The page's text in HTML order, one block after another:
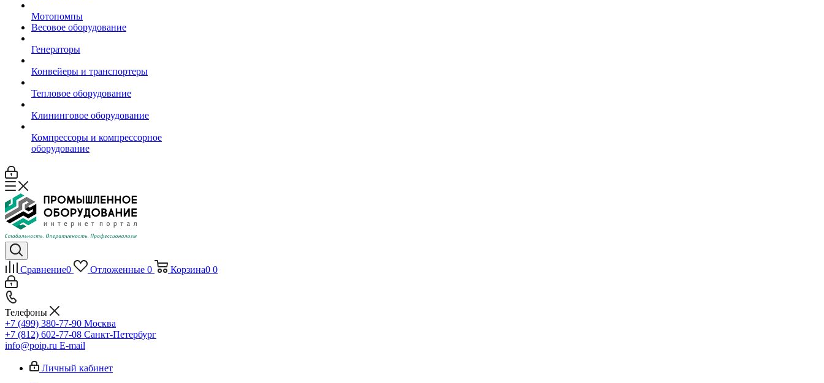
Мотопомпы
Весовое оборудование
Генераторы
Конвейеры и транспортеры
Тепловое оборудование
Клининговое оборудование
Компрессоры и компрессорное
оборудование
Сравнение0 Отложенные 0 Корзина0 0
Телефоны
+7 (499) 380-77-90 Москва
+7 (812) 602-77-08 Санкт-Петербург
info@poip.ru E-mail
Личный кабинет